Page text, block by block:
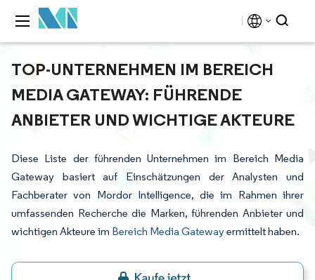
TOP-UNTERNEHMEN IM BEREICH
MEDIA GATEWAY: FÜHRENDE
ANBIETER UND WICHTIGE AKTEURE
Diese Liste der führenden Unternehmen im Bereich Media
Gateway basiert auf Einschätzungen der Analysten und
Fachberater von Mordor Intelligence, die im Rahmen ihrer
umfassenden Recherche die Marken, führenden Anbieter und
wichtigen Akteure im Bereich Media Gatewayermittelt haben.